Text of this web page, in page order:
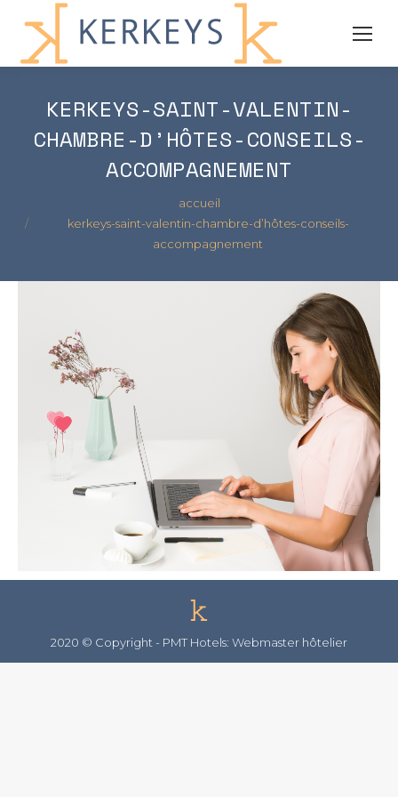
KERKEYS-SAINT-VALENTIN-
CHAMBRE-D’HÔTES-CONSEILS-
ACCOMPAGNEMENT
accueil
kerkeys-saint-valentin-chambre-d’hôtes-conseils-
accompagnement
2020 © Copyright - PMT Hotels: Webmaster hôtelier